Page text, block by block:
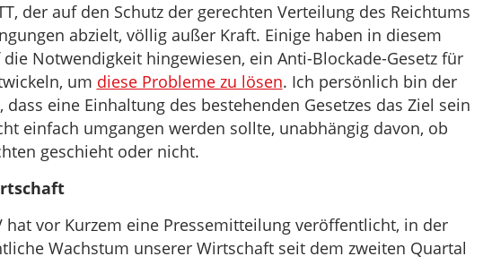
der auf den Schutz der gerechten Verteilung des Reichtums
abzielt, völlig außer Kraft. Einige haben in diesem
Notwendigkeit hingewiesen, ein Anti-Blockade-Gesetz für
um diese Probleme zu lösen. Ich persönlich bin der
dass eine Einhaltung des bestehenden Gesetzes das Ziel sein
einfach umgangen werden sollte, unabhängig davon, ob
geschieht oder nicht.
hat vor Kurzem eine Pressemitteilung veröffentlicht, in der
Wachstum unserer Wirtschaft seit dem zweiten Quartal